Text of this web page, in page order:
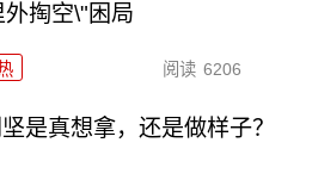
外掏空\"困局
阅读 6206
是真想拿，还是做样子？